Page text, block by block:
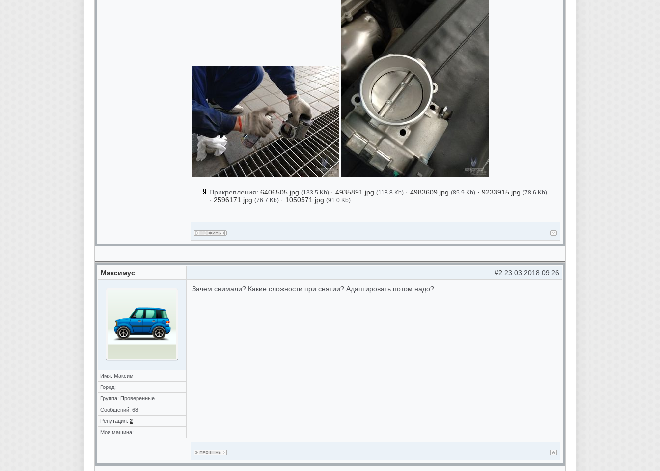
Прикрепления: 6406505.jpg (133.5 Kb) · 4935891.jpg (118.8 Kb) · 4983609.jpg (85.9 Kb) · 9233915.jpg (78.6 Kb)
· 2596171.jpg (76.7 Kb) · 1050571.jpg (91.0 Kb)
Максимус
Имя: Максим
Город:
Группа: Проверенные
Сообщений: 68
Репутация: 2
Моя машина:
#2 23.03.2018 09:26
Зачем снимали? Какие сложности при снятии? Адаптировать потом надо?